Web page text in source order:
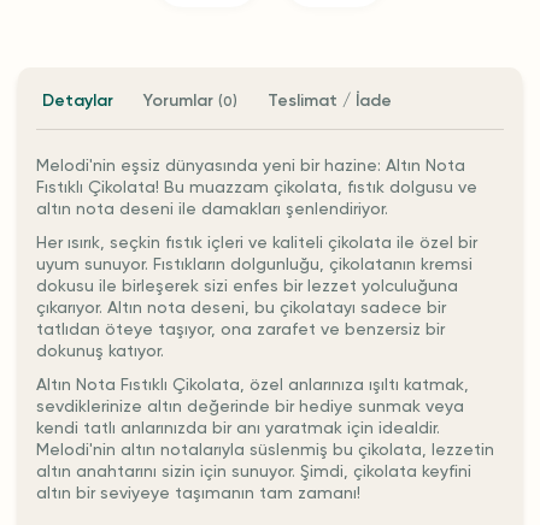
Detaylar Yorumlar (0) Teslimat / İade
Melodi'nin eşsiz dünyasında yeni bir hazine: Altın Nota
Fıstıklı Çikolata! Bu muazzam çikolata, fıstık dolgusu ve
altın nota deseni ile damakları şenlendiriyor.
Her ısırık, seçkin fıstık içleri ve kaliteli çikolata ile özel bir
uyum sunuyor. Fıstıkların dolgunluğu, çikolatanın kremsi
dokusu ile birleşerek sizi enfes bir lezzet yolculuğuna
çıkarıyor. Altın nota deseni, bu çikolatayı sadece bir
tatlıdan öteye taşıyor, ona zarafet ve benzersiz bir
dokunuş katıyor.
Altın Nota Fıstıklı Çikolata, özel anlarınıza ışıltı katmak,
sevdiklerinize altın değerinde bir hediye sunmak veya
kendi tatlı anlarınızda bir anı yaratmak için idealdir.
Melodi'nin altın notalarıyla süslenmiş bu çikolata, lezzetin
altın anahtarını sizin için sunuyor. Şimdi, çikolata keyfini
altın bir seviyeye taşımanın tam zamanı!